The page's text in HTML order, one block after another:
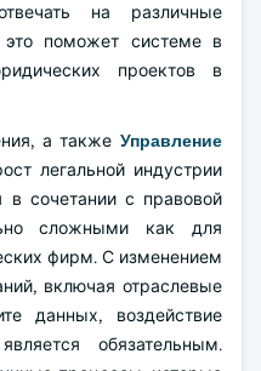
на различные
поможет системе в
проектов в
а также Управление
легальной индустрии
сочетании с правовой
сложными как для
фирм. С изменением
включая отраслевые
данных, воздействие
обязательным.